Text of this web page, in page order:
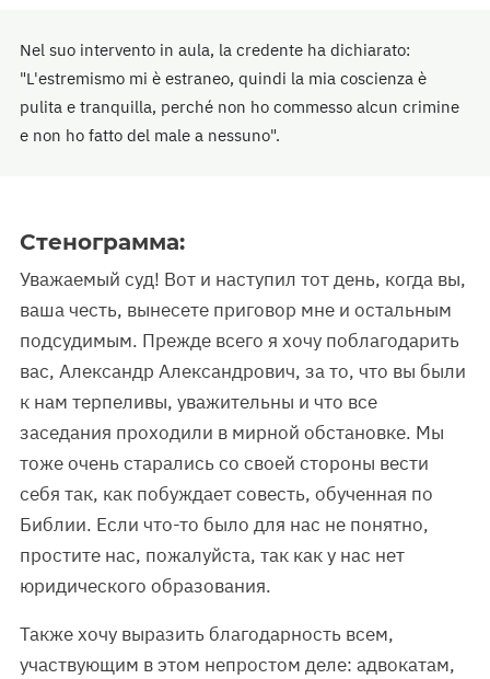
Nel suo intervento in aula, la credente ha dichiarato:
"L'estremismo mi è estraneo, quindi la mia coscienza è
pulita e tranquilla, perché non ho commesso alcun crimine
e non ho fatto del male a nessuno".
Стенограмма:
Уважаемый суд! Вот и наступил тот день, когда вы,
ваша честь, вынесете приговор мне и остальным
подсудимым. Прежде всего я хочу поблагодарить
вас, Александр Александрович, за то, что вы были
к нам терпеливы, уважительны и что все
заседания проходили в мирной обстановке. Мы
тоже очень старались со своей стороны вести
себя так, как побуждает совесть, обученная по
Библии. Если что-то было для нас не понятно,
простите нас, пожалуйста, так как у нас нет
юридического образования.
Также хочу выразить благодарность всем,
участвующим в этом непростом деле: адвокатам,